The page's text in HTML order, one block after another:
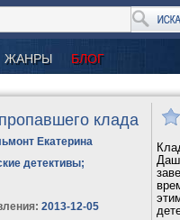
ЖАНРЫ БЛОГ
клада
Екатерина
детективы;
2013-12-05